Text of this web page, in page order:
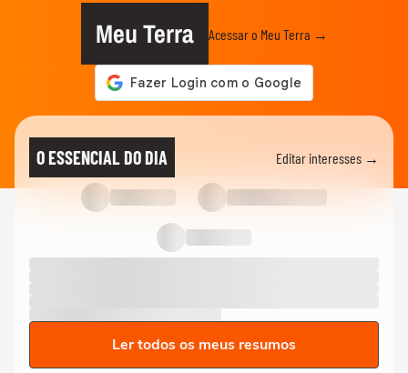
Meu Terra Acessar o Meu Terra →
O ESSENCIAL DO DIA Editar interesses →
Ler todos os meus resumos